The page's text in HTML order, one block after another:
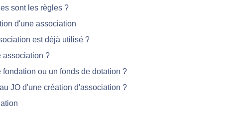
sont les règles ?
d'une association
est déjà utilisé ?
association ?
ou un fonds de dotation ?
JO d'une création d'association ?